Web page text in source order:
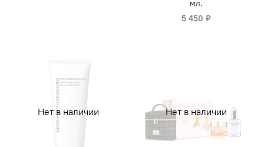
мл.
5 450 ₽
Нет в наличии Нет в наличии